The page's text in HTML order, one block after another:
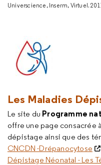
Universcience, Inserm, Virtuel.
Les Maladies
Le site du Programme
offre une page consacrée
dépistage ainsi que des
CNCDN -Drépanocytose
Dépistage Néonatal - Les